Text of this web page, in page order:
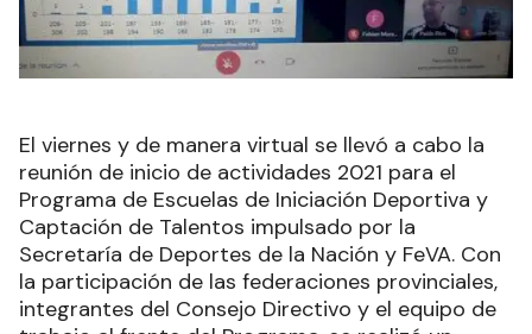
El viernes y de manera virtual se llevó a cabo la
reunión de inicio de actividades 2021 para el
Programa de Escuelas de Iniciación Deportiva y
Captación de Talentos impulsado por la
Secretaría de Deportes de la Nación y FeVA. Con
la participación de las federaciones provinciales,
integrantes del Consejo Directivo y el equipo de